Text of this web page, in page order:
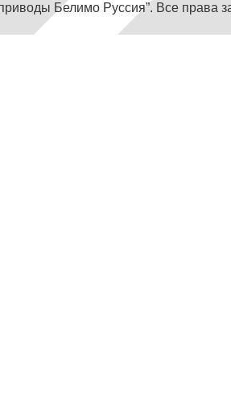
Белимо Руссия”. Все права